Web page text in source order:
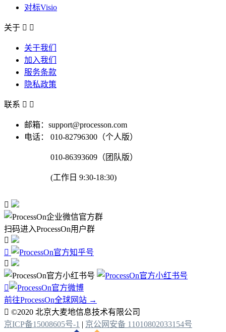
对标Visio
关于  
关于我们
加入我们
服务条款
隐私政策
联系  
邮箱：support@processon.com
电话：
010-82796300（个人版）
010-86393609（团队版）
(工作日 9:30-18:30)

扫码进入ProcessOn用户群




前往ProcessOn全球网站 →
 ©2020 北京大麦地信息技术有限公司
京ICP备15008605号-1 | 京公网安备 11010802033154号